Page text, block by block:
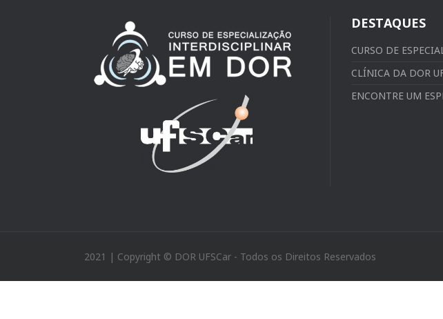
DESTAQUES
CURSO DE
CLÍNICA DA DOR
ENCONTRE UM
2021 | Copyright © DOR UFSCar - Todos os Direitos Reservados